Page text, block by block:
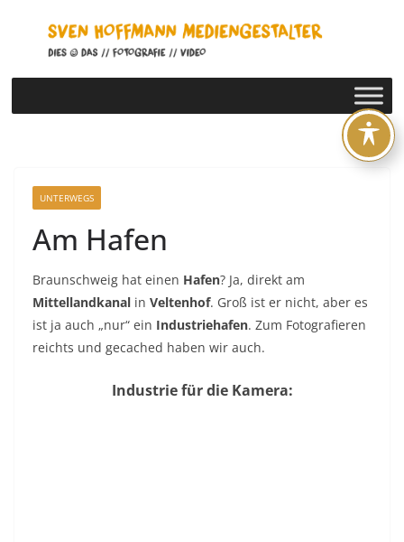
springen
UNTERWEGS
Am Hafen
Braunschweig hat einen Hafen? Ja, direkt am
Mittellandkanal in Veltenhof. Groß ist er nicht, aber es
ist ja auch „nur“ ein Industriehafen. Zum Fotografieren
reichts und gecached haben wir auch.
Industrie für die Kamera: